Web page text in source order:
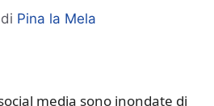
di Pina la Mela
media sono inondate di